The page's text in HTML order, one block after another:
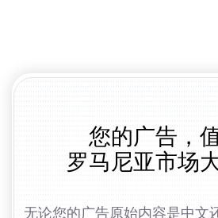
您的广告，
罗马尼亚市场
无论您的广告原始内容是中文